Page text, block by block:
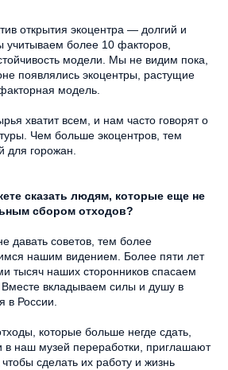
открытия экоцентра — долгий и
более 10 факторов,
модели. Мы не видим пока,
появлялись экоцентры, растущие
модель.
хватит всем, и нам часто говорят о
Чем больше экоцентров, тем
для горожан.
сказать людям, которые еще не
сбором отходов?
давать советов, тем более
нашим видением. Более пяти лет
тысяч наших сторонников спасаем
Вместе вкладываем силы и душу в
в России.
которые больше негде сдать,
в наш музей переработки, приглашают
сделать их работу и жизнь